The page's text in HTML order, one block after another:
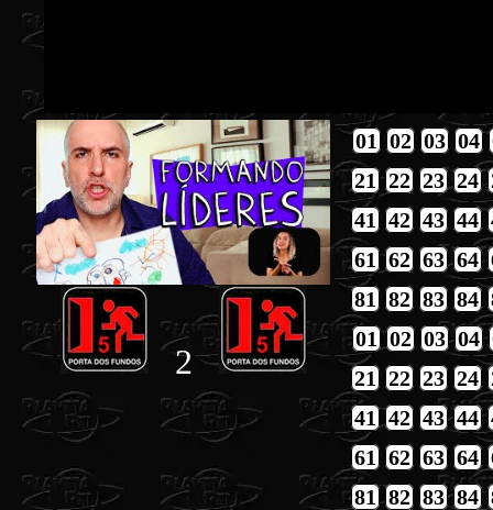
2
01 02 03 04
21
22 23 24
41
42 43 44
61
62 63 64
81
82 83 84
01
02 03 04
21
22 23 24
41
42 43 44
61
62 63 64
81
82 83 84